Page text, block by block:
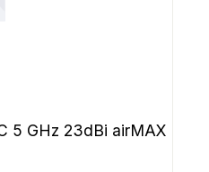
5 GHz 23dBi airMAX